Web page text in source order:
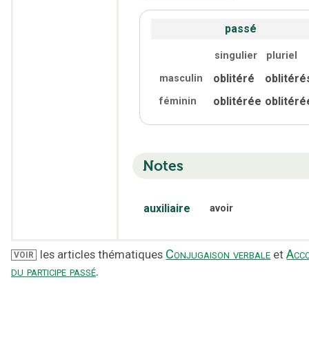
passé
singulier
pluriel
masculin
oblitéré
féminin oblitérée
Notes
auxiliaire avoir
VOIR les articles thématiques Conjugaison verbale et
du participe passé.